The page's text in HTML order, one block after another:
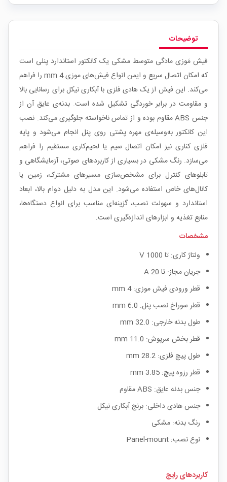
توضیحات
فیش مَوزی مادگی متوسط مشکی یک کانکتور استاندارد پنلی است
که امکان اتصال سریع و ایمن انواع فیش‌های موزی 4 mm را فراهم
می‌کند. این فیش از یک هادی فلزی با آبکاری نیکل برای رسانایی بالا
و مقاومت در برابر خوردگی تشکیل شده است. بدنه‌ی عایق آن از
جنس ABS مقاوم بوده و از تماس ناخواسته جلوگیری می‌کند. نصب
این کانکتور به‌وسیله‌ی مهره پشتی روی پنل انجام می‌شود و پایه
فلزی کناری نیز امکان اتصال سیم یا لحیم‌کاری مستقیم را فراهم
می‌سازد. رنگ مشکی در بسیاری از کاربردهای صوتی، آزمایشگاهی و
تابلوهای کنترل برای مشخص‌سازی مسیرهای مشترک، زمین یا
کانال‌های خاص استفاده می‌شود. این مدل به دلیل دوام بالا، ابعاد
استاندارد و سهولت نصب، گزینه‌ای مناسب برای انواع دستگاه‌ها،
منابع تغذیه و ابزارهای اندازه‌گیری است.
مشخصات
ولتاژ کاری: تا 1000 V
جریان مجاز: تا 20 A
قطر ورودی فیش موزی: 4 mm
قطر سوراخ نصب پنل: 6.0 mm
طول بدنه خارجی: 32.0 mm
قطر بخش سرپوش: 11.0 mm
طول پیچ فلزی: 28.2 mm
قطر رزوه پیچ: 3.85 mm
جنس بدنه عایق: ABS مقاوم
جنس هادی داخلی: برنج آبکاری نیکل
رنگ بدنه: مشکی
نوع نصب: Panel-mount
کاربردهای رایج